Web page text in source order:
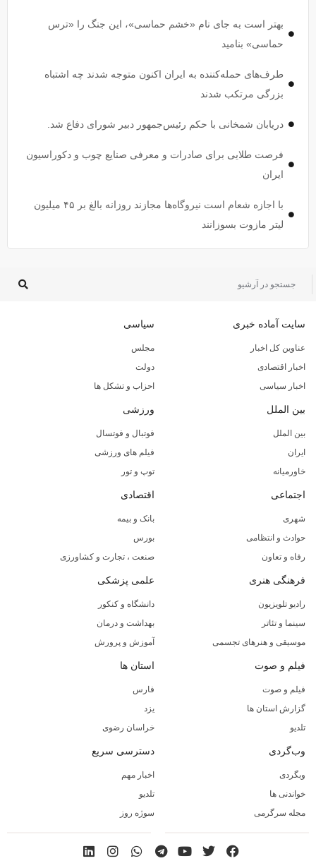
بهتر است به جای نام «خشم حماسی»، این جنگ را «ترس
حماسی» بنامید
طرف‌های حمله‌کننده به ایران اکنون متوجه شدند چه اشتباه
بزرگی مرتکب شدند
دریابان شمخانی با حکم رئیس‌جمهور دبیر شورای دفاع شد.
فرصت طلایی برای صادرات و معرفی صنایع چوب و دکوراسیون
ایران
با اجازه شعام است نیروگاه‌ها مجازند روزانه بالغ بر ۴۵ میلیون
لیتر مازوت بسوزانند
سایت آماده خبری
عناوین کل اخبار
اخبار اقتصادی
اخبار سیاسی
سیاسی
مجلس
دولت
احزاب و تشکل ها
بین الملل
بین الملل
ایران
خاورمیانه
ورزشی
فوتبال و فوتسال
فیلم های ورزشی
توپ و تور
اجتماعی
شهری
حوادث و انتظامی
رفاه و تعاون
اقتصادی
بانک و بیمه
بورس
صنعت ، تجارت و کشاورزی
فرهنگی هنری
رادیو تلویزیون
سینما و تئاتر
موسیقی و هنرهای تجسمی
علمی پزشکی
دانشگاه و کنکور
بهداشت و درمان
آموزش و پرورش
فیلم و صوت
فیلم و صوت
گزارش استان ها
تلدیو
استان ها
فارس
یزد
خراسان رضوی
وب‌گردی
وبگردی
خواندنی ها
مجله سرگرمی
دسترسی سریع
اخبار مهم
تلدیو
سوژه روز